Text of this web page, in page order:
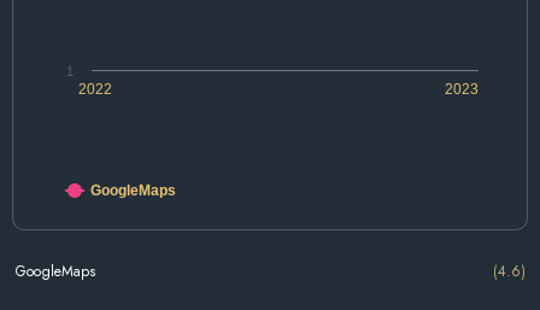
2022 2023
1
GoogleMaps
GoogleMaps (4.6)